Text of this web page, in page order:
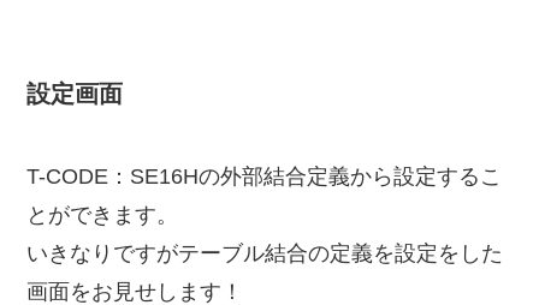
設定画面
T-CODE：SE16Hの外部結合定義から設定するこ
とができます。
いきなりですがテーブル結合の定義を設定をした
画面をお見せします！